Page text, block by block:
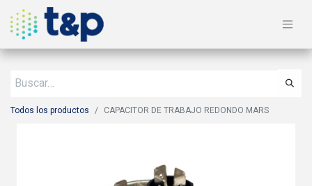
Todos los productos CAPACITOR DE TRABAJO REDONDO MARS